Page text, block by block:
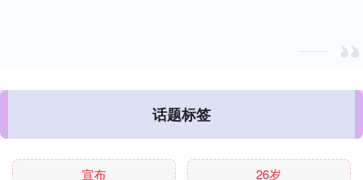
话题标签
宣布 26岁